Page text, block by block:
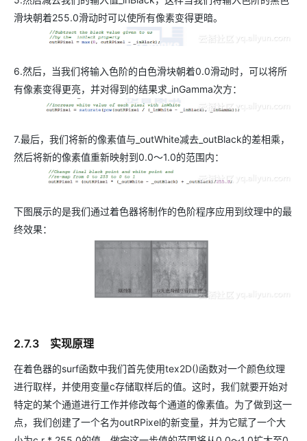
滑块朝着255.0滑动时可以使所有像素变得更暗。
6.然后，当我们将输入色阶的白色滑块朝着0.0滑动时，可以将所
有像素变得更亮，并对得到的结果求_inGamma次方：
7.最后，我们将新的像素值与_outWhite减去_outBlack的差相乘，
然后将新的像素值重新映射到0.0～1.0的范围内：
下图展示的是我们通过着色器将制作的色阶程序应用到纹理中的最
终效果：
2.7.3 实现原理
在着色器的surf函数中我们首先使用tex2D()函数对一个颜色纹理
进行取样，并使用变量c存储取样后的值。这时，我们就要开始对
特定的某个通道进行工作并修改每个通道的像素值。为了做到这一
点，我们创建了一个名为outRPixel的新变量，并为它赋了一个大